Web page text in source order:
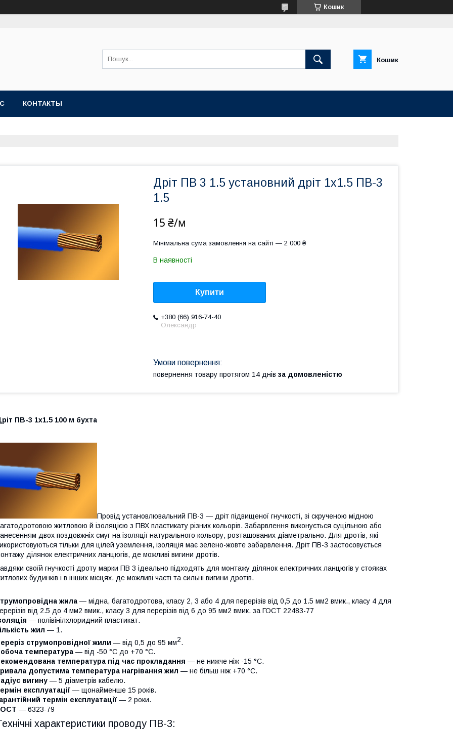
Кошик
Кошик
КОНТАКТЫ
Дріт ПВ 3 1.5 установний дріт 1х1.5 ПВ-3
1.5
15 ₴/м
Мінімальна сума замовлення на сайті — 2 000 ₴
В наявності
Купити
+380 (66) 916-74-40
Олександр
повернення товару протягом 14 днів за домовленістю
ПВ-3 1х1.5 100 м бухта
Провід установлювальний ПВ-3 — дріт підвищеної гнучкості, зі скрученою мідною
житловою й ізоляцією з ПВХ пластикату різних кольорів. Забарвлення виконується суцільною або
двох поздовжніх смуг на ізоляції натурального кольору, розташованих діаметрально. Для дротів, які
тільки для цілей уземлення, ізоляція має зелено-жовте забарвлення. Дріт ПВ-3 застосовується
ділянок електричних ланцюгів, де можливі вигини дротів.
своїй гнучкості дроту марки ПВ 3 ідеально підходять для монтажу ділянок електричних ланцюгів у стояках
будинків і в інших місцях, де можливі часті та сильні вигини дротів.
жила — мідна, багатодротова, класу 2, 3 або 4 для перерізів від 0,5 до 1.5 мм2 вмик., класу 4 для
від 2.5 до 4 мм2 вмик., класу 3 для перерізів від 6 до 95 мм2 вмик. за ГОСТ 22483-77
— полівінілхлоридний пластикат.
жил — 1.
струмопровідної жили — від 0,5 до 95 мм2.
температура — від -50 °C до +70 °C.
температура під час прокладання — не нижче ніж -15 °C.
допустима температура нагрівання жил — не більш ніж +70 °C.
вигину — 5 діаметрів кабелю.
експлуатації — щонайменше 15 років.
термін експлуатації — 2 роки.
— 6323-79
характеристики проводу ПВ-3: